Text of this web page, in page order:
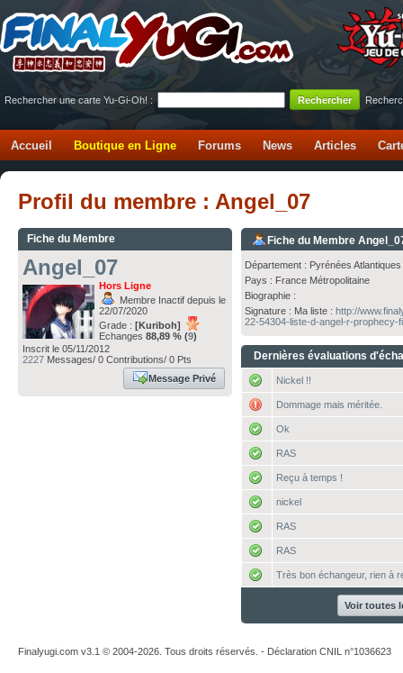
Rechercher une carte Yu-Gi-Oh! :
Accueil Boutique en Ligne Forums News Articles
Profil du membre : Angel_07
Fiche du Membre
Angel_07
Hors Ligne
Membre Inactif depuis le
22/07/2020
Grade : [Kuriboh]
Echanges 88,89 % (9)
Inscrit le 05/11/2012
2227 Messages/ 0 Contributions/ 0 Pts
Message Privé
Fiche du Membre
Département : Pyrénées Atlantiques
Pays : France Métropolitaine
Biographie :
Signature : Ma liste :http://
22-54304-liste-d-angel-r-prophecy-
Dernières évaluations
Nickel !!
Dommage mais méritée.
Ok
RAS
Reçu à temps !
nickel
RAS
RAS
Très bon échangeur, rien à
Voir toutes
Finalyugi.com v3.1 © 2004-2026. Tous droits réservés. - Déclaration CNIL n°1036623